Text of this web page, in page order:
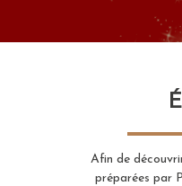
Afin de
préparées par